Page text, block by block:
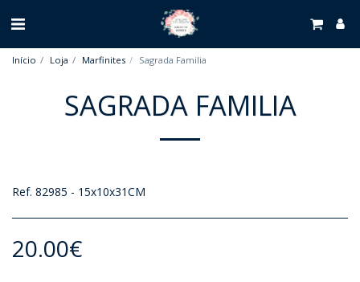
Início Loja Marfinites Sagrada Familia
SAGRADA FAMILIA
Ref. 82985 - 15x10x31CM
20.00€